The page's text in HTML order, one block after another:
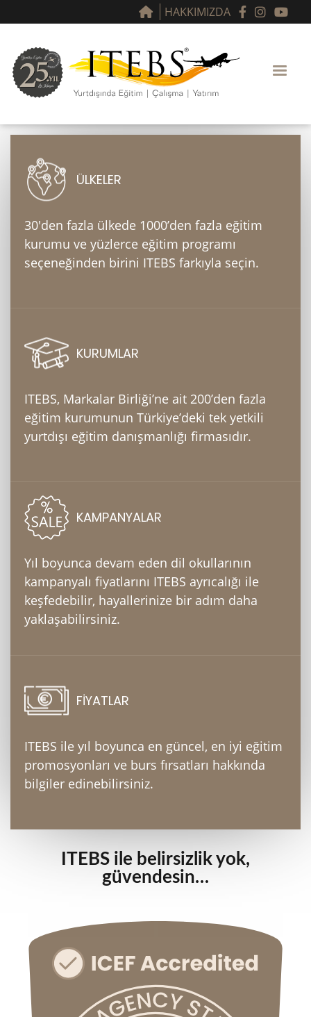
HAKKIMIZDA
ÜLKELER
30'den fazla ülkede 1000’den fazla eğitim
kurumu ve yüzlerce eğitim programı
seçeneğinden birini ITEBS farkıyla seçin.
KURUMLAR
ITEBS, Markalar Birliği’ne ait 200’den fazla
eğitim kurumunun Türkiye’deki tek yetkili
yurtdışı eğitim danışmanlığı firmasıdır.
KAMPANYALAR
Yıl boyunca devam eden dil okullarının
kampanyalı fiyatlarını ITEBS ayrıcalığı ile
keşfedebilir, hayallerinize bir adım daha
yaklaşabilirsiniz.
FİYATLAR
ITEBS ile yıl boyunca en güncel, en iyi eğitim
promosyonları ve burs fırsatları hakkında
bilgiler edinebilirsiniz.
ITEBS ile belirsizlik yok,
güvendesin…